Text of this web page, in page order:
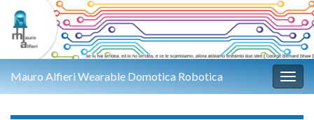
Mauro Alfieri Wearable Domotica Robotica